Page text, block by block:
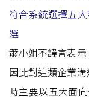
符合系統選擇五
選
蕭小姐不諱言表示
因此對這類企業
時主要以五大面